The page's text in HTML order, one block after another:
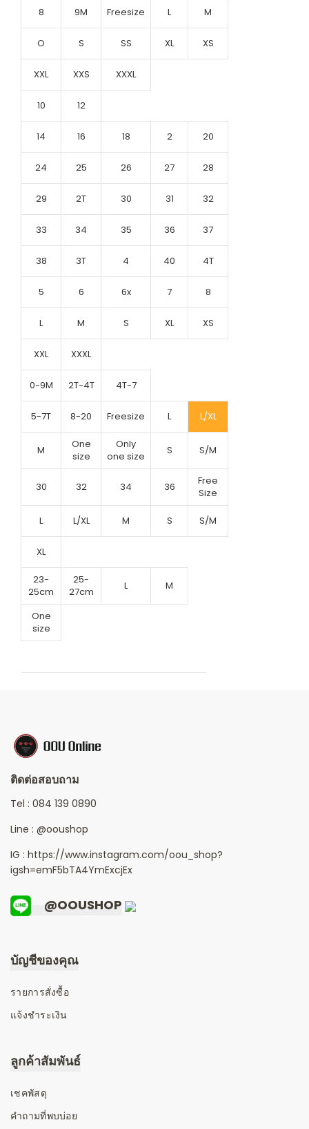
8 9M Freesize L M
O S SS XL XS
XXL XXS XXXL
10 12
14 16 18 2 20
24 25 26 27 28
29 2T 30 31 32
33 34 35 36 37
38 3T 4 40 4T
5 6 6x 7 8
L M S XL XS
XXL XXXL
0-9M 2T-4T 4T-7
5-7T 8-20 Freesize L L/XL
M
One
size
Only
one size
S S/M
30 32 34 36
Free
Size
L L/XL M S S/M
XL
23-
25cm
25-
27cm
L M
One
size
ติดต่อสอบถาม
Tel : 084 139 0890
Line : @ooushop
IG : https://www.instagram.com/oou_shop?
igsh=emF5bTA4YmExcjEx
@OOUSHOP
บัญชีของคุณ
รายการสั่งซื้อ
แจ้งชำระเงิน
ลูกค้าสัมพันธ์
เชคพัสดุ
คำถามที่พบบ่อย